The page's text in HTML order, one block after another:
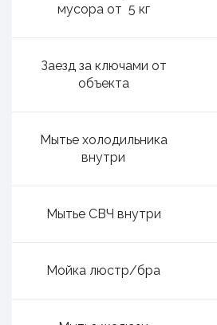
мусора от 5 кг
Заезд за ключами от
объекта
Мытье холодильника
внутри
Мытье СВЧ внутри
Мойка люстр/бра